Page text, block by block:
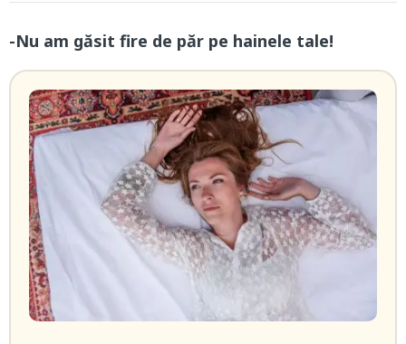
-Nu am găsit fire de păr pe hainele tale!